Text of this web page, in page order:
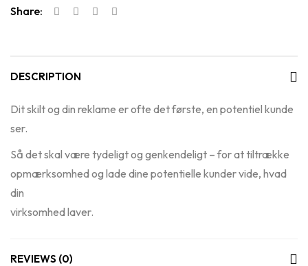
Share:
DESCRIPTION
Dit skilt og din reklame er ofte det første, en potentiel kunde
ser.
Så det skal være tydeligt og genkendeligt – for at tiltrække
opmærksomhed og lade dine potentielle kunder vide, hvad
din
virksomhed laver.
REVIEWS (0)